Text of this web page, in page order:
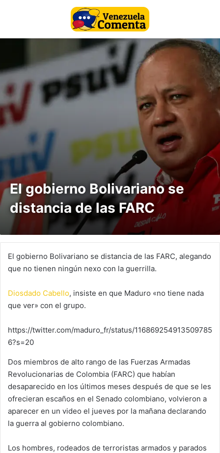
El gobierno Bolivariano se
distancia de las FARC
El gobierno Bolivariano se distancia de las FARC, alegando
que no tienen ningún nexo con la guerrilla.
Diosdado Cabello, insiste en que Maduro «no tiene nada
que ver» con el grupo.
https://twitter.com/maduro_fr/status/116869254913509785
6?s=20
Dos miembros de alto rango de las Fuerzas Armadas
Revolucionarias de Colombia (FARC) que habían
desaparecido en los últimos meses después de que se les
ofrecieran escaños en el Senado colombiano, volvieron a
aparecer en un video el jueves por la mañana declarando
la guerra al gobierno colombiano.
Los hombres, rodeados de terroristas armados y parados